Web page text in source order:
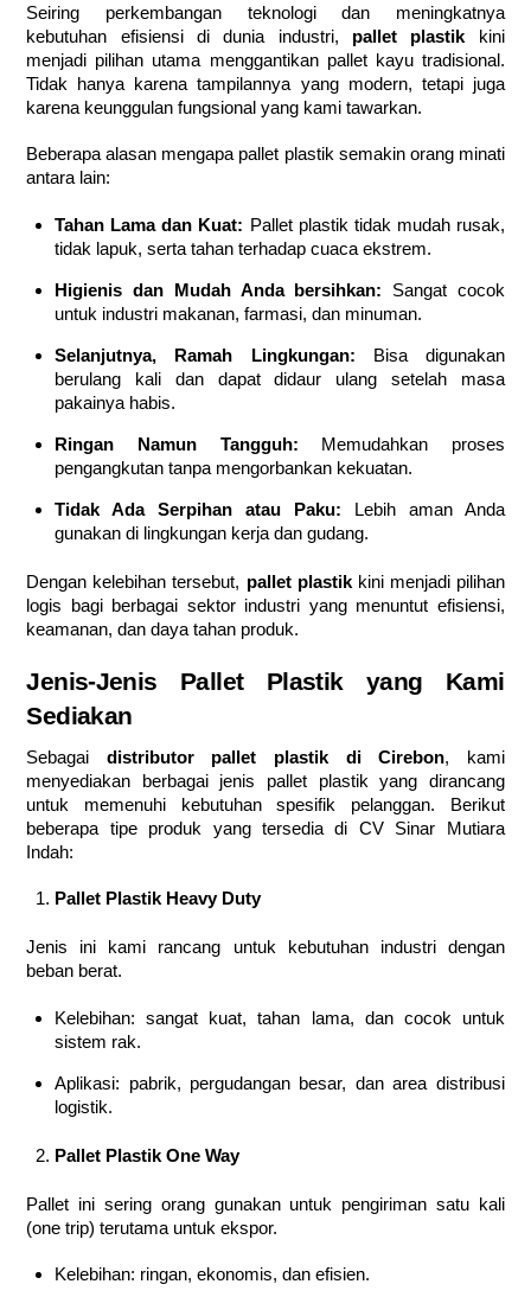
Seiring perkembangan teknologi dan meningkatnya
kebutuhan efisiensi di dunia industri, pallet plastik kini
menjadi pilihan utama menggantikan pallet kayu tradisional.
Tidak hanya karena tampilannya yang modern, tetapi juga
karena keunggulan fungsional yang kami tawarkan.
Beberapa alasan mengapa pallet plastik semakin orang minati
antara lain:
Tahan Lama dan Kuat: Pallet plastik tidak mudah rusak,
tidak lapuk, serta tahan terhadap cuaca ekstrem.
Higienis dan Mudah Anda bersihkan: Sangat cocok
untuk industri makanan, farmasi, dan minuman.
Selanjutnya, Ramah Lingkungan: Bisa digunakan
berulang kali dan dapat didaur ulang setelah masa
pakainya habis.
Ringan Namun Tangguh: Memudahkan proses
pengangkutan tanpa mengorbankan kekuatan.
Tidak Ada Serpihan atau Paku: Lebih aman Anda
gunakan di lingkungan kerja dan gudang.
Dengan kelebihan tersebut, pallet plastikkini menjadi pilihan
logis bagi berbagai sektor industri yang menuntut efisiensi,
keamanan, dan daya tahan produk.
Jenis-Jenis Pallet Plastik yang Kami
Sediakan
Sebagai distributor pallet plastik di Cirebon, kami
menyediakan berbagai jenis pallet plastik yang dirancang
untuk memenuhi kebutuhan spesifik pelanggan. Berikut
beberapa tipe produk yang tersedia di CV Sinar Mutiara
Indah:
Pallet Plastik Heavy Duty
Jenis ini kami rancang untuk kebutuhan industri dengan
beban berat.
Kelebihan: sangat kuat, tahan lama, dan cocok untuk
sistem rak.
Aplikasi: pabrik, pergudangan besar, dan area distribusi
logistik.
Pallet Plastik One Way
Pallet ini sering orang gunakan untuk pengiriman satu kali
(one trip) terutama untuk ekspor.
Kelebihan: ringan, ekonomis, dan efisien.